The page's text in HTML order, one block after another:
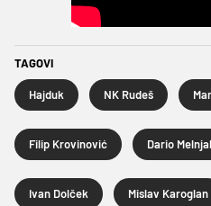
TAGOVI
Hajduk NK Rudeš
Filip Krovinović Dario
Ivan Dolček Mislav Karoglan